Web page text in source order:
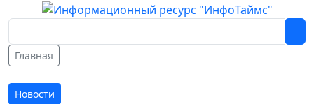
Главная
Новости